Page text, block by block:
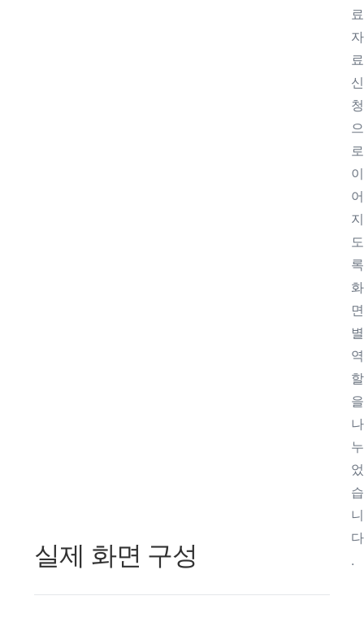
실제 화면 구성
료
자
료
신
청
으
로
이
어
지
도
록
화
면
별
역
할
을
나
누
었
습
니
다
.